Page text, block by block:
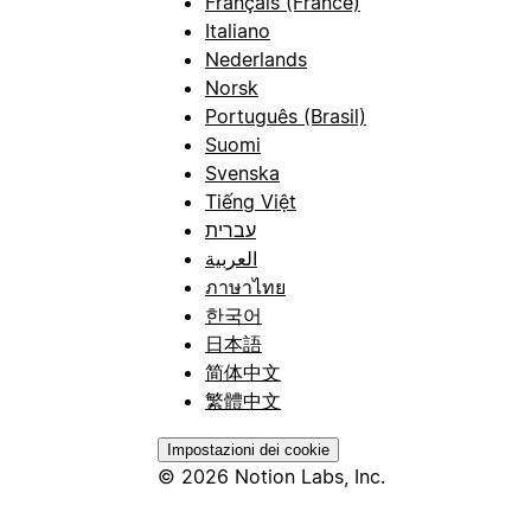
Italiano
Nederlands
Norsk
Português (Brasil)
Suomi
Svenska
Tiếng Việt
עברית
العربية
ภาษาไทย
한국어
日本語
简体中文
繁體中文
Impostazioni dei cookie
© 2026 Notion Labs, Inc.